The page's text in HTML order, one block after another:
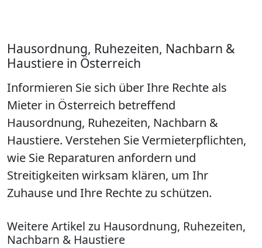
Hausordnung, Ruhezeiten, Nachbarn &
Haustiere in Österreich
Informieren Sie sich über Ihre Rechte als
Mieter in Österreich betreffend
Hausordnung, Ruhezeiten, Nachbarn &
Haustiere. Verstehen Sie Vermieterpflichten,
wie Sie Reparaturen anfordern und
Streitigkeiten wirksam klären, um Ihr
Zuhause und Ihre Rechte zu schützen.
Weitere Artikel zu Hausordnung, Ruhezeiten,
Nachbarn & Haustiere